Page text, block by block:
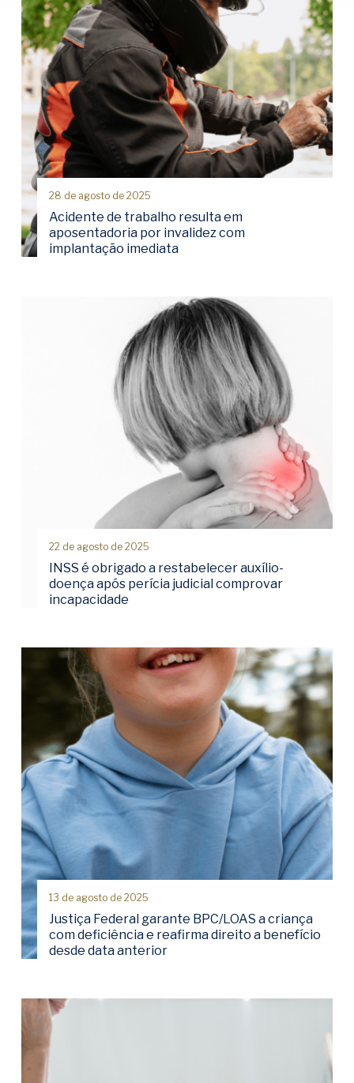
28 de agosto de 2025
Acidente de trabalho resulta em
aposentadoria por invalidez com
implantação imediata
22 de agosto de 2025
INSS é obrigado a restabelecer auxílio-
doença após perícia judicial comprovar
incapacidade
13 de agosto de 2025
Justiça Federal garante BPC/LOAS a criança
com deficiência e reafirma direito a benefício
desde data anterior